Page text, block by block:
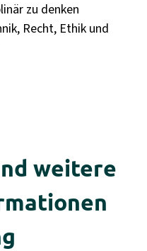
zu denken
Recht, Ethik und
weitere